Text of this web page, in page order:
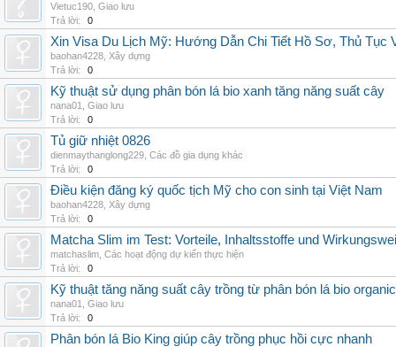
Vietuc190 Giao lưu
Trả lời:
0
Xin Visa Du Lịch Mỹ: Hướng Dẫn Chi Tiết Hồ Sơ, Thủ Tục
baohan4228 Xây dựng
Trả lời:
0
Kỹ thuật sử dụng phân bón lá bio xanh tăng năng suất cây
nana01
Giao lưu
Trả lời:
0
Tủ giữ nhiệt 0826
dienmaythanglong229 Các đồ gia dụng khác
Trả lời:
0
Điều kiện đăng ký quốc tịch Mỹ cho con sinh tại Việt Nam
baohan4228 Xây dựng
Trả lời:
0
Matcha Slim im Test: Vorteile, Inhaltsstoffe und
matchaslim Các hoạt động dự kiến thực hiện
Trả lời:
0
Kỹ thuật tăng năng suất cây trồng từ phân bón lá bio organic
nana01
Giao lưu
Trả lời:
0
Phân bón lá Bio King giúp cây trồng phục hồi cực nhanh